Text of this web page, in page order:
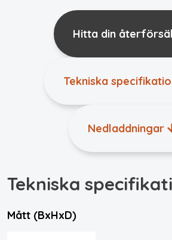
Hitta din
Tekniska
Nedladdningar
Tekniska
Mått (BxHxD)